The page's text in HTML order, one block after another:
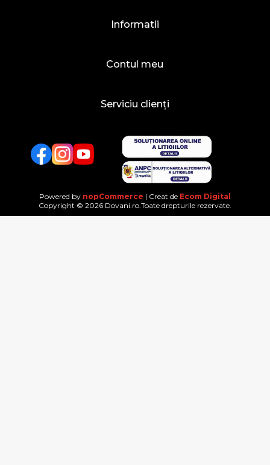
Informatii
Contul meu
Serviciu clienți
FacebookTwitterYouTube
Powered by nopCommerce | Creat de Ecom Digital
Copyright © 2026 Dovani.ro.Toate drepturile rezervate.